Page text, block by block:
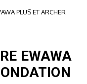
PLUS ET ARCHER
EWAWA